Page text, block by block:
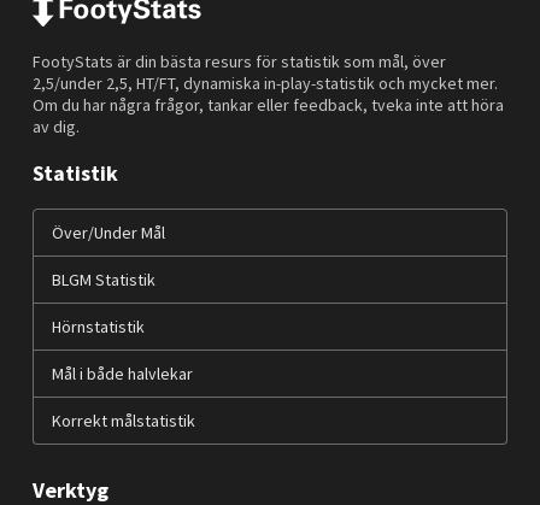
FootyStats är din bästa resurs för statistik som mål, över
2,5/under 2,5, HT/FT, dynamiska in-play-statistik och mycket mer.
Om du har några frågor, tankar eller feedback, tveka inte att höra
av dig.
Statistik
Över/Under Mål
BLGM Statistik
Hörnstatistik
Mål i både halvlekar
Korrekt målstatistik
Verktyg